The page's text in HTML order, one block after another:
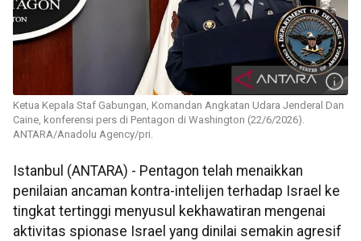
Ketua Kepala Staf Gabungan, Komandan Angkatan Udara Jenderal Dan
Caine, konferensi pers di Pentagon di Washington (22/6/2026).
ANTARA/Anadolu Agency/pri.
Istanbul (ANTARA) - Pentagon telah menaikkan
penilaian ancaman kontra-intelijen terhadap Israel ke
tingkat tertinggi menyusul kekhawatiran mengenai
aktivitas spionase Israel yang dinilai semakin agresif